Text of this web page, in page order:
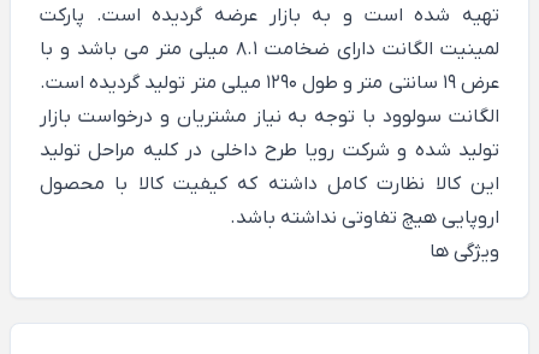
تهیه شده است و به بازار عرضه گردیده است. پارکت
لمینیت الگانت دارای ضخامت 8.1 میلی متر می باشد و با
عرض 19 سانتی متر و طول 1290 میلی متر تولید گردیده است.
الگانت سولوود با توجه به نیاز مشتریان و درخواست بازار
تولید شده و شرکت رویا طرح داخلی در کلیه مراحل تولید
این کالا نظارت کامل داشته که کیفیت کالا با محصول
اروپایی هیچ تفاوتی نداشته باشد.
ویژگی ها